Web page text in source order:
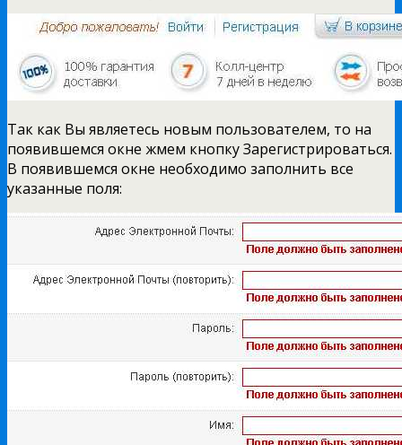
Так как Вы являетесь новым пользователем, то на
появившемся окне жмем кнопку Зарегистрироваться.
В появившемся окне необходимо заполнить все
указанные поля: